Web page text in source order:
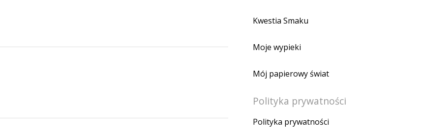
Kwestia Smaku
Moje wypieki
Mój papierowy świat
Polityka prywatności
Polityka prywatności